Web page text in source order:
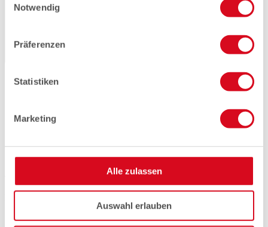
Notwendig
Präferenzen
Statistiken
Marketing
Alle zulassen
Auswahl erlauben